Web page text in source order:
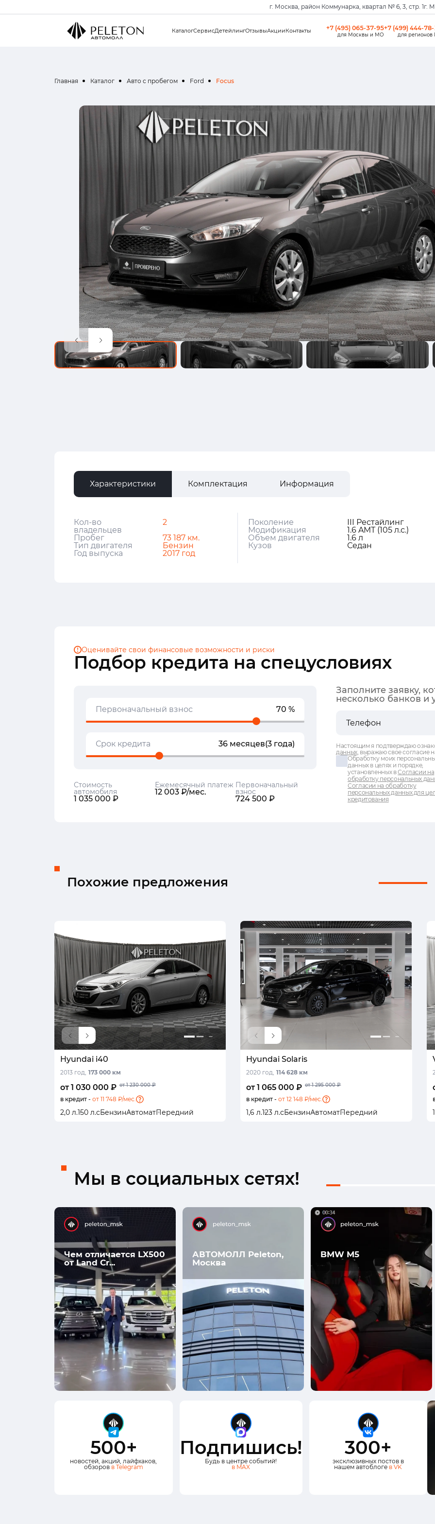
г. Москва, район Коммунарка, квартал № 6, 3, стр. 1г.
КаталогСервисДетейлингОтзывыАкцииКонтакты +7 (495) 065-37-95
для Москвы и МО
+7 (499) 444-
для регионов
Главная Каталог Авто с пробегом Ford Focus
Характеристики Комплектация Информация
Кол-во
владельцев
2
Пробег
73 187 км.
Тип двигателя
Бензин
Год выпуска
2017 год
Поколение
III Рестайлинг
Модификация
1.6 AMT (105 л.с.)
Объем двигателя
1.6 л
Кузов
Седан
Подбор кредита на спецусловиях
Оценивайте свои финансовые возможности и риски
Первоначальный взнос 70 %
Срок кредита 36 месяцев(3 года)
Стоимость
автомобиля
1 035 000 ₽
Ежемесячный платеж
12 003 ₽/мес.
Первоначальный
взнос
724 500 ₽
Заполните заявку,
несколько банков и
Настоящим я подтверждаю
данных, выражаю свое согласие
Обработку моих
данных в целях и порядке,
установленных вСогласии на
обработку персональных
Согласии на обработку
персональных данных для
кредитования
Похожие предложения
Hyundai i40
2013 год, 173 000 км
от 1 030 000 ₽ от 1 230 000 ₽
в кредит - от 11 748 ₽/мес.
2,0 л.150 л.сБензинАвтоматПередний
Hyundai Solaris
2020 год, 114 628 км
от 1 065 000 ₽ от 1 295 000 ₽
в кредит - от 12 148 ₽/мес.
1,6 л.123 л.сБензинАвтоматПередний
Мы в социальных сетях!
Чем отличается LX500
от Land Cr...
АВТОМОЛЛ Peleton,
Москва
BMW M5
500+
новостей, акций, лайфхаков,
обзоров в Telegram
Подпишись!
Будь в центре событий!
в MAX
300+
эксклюзивных постов в
нашем автоблоге в VK